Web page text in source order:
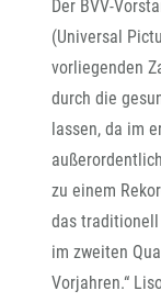
Der BVV-
(Universal
vorliegenden
durch die
lassen, da im
zu einem
das
im zweiten
Vorjahren.“